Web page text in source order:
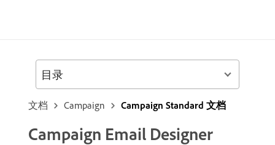
文档 Campaign Campaign Standard 文档
Campaign Email Designer
目录